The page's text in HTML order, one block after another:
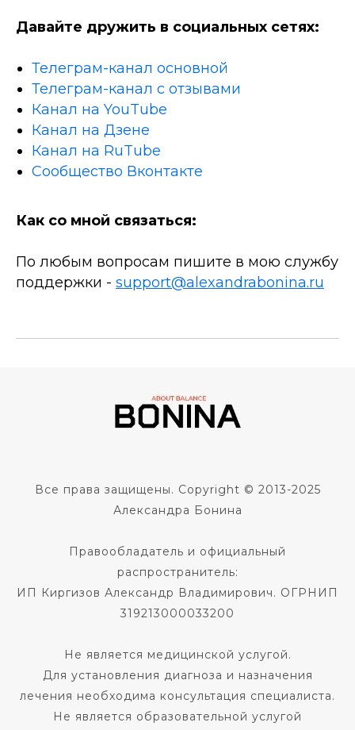
Давайте дружить в социальных сетях:
Телеграм-канал основной
Телеграм-канал с отзывами
Канал на YouTube
Канал на Дзене
Канал на RuTube
Сообщество Вконтакте
Как со мной связаться:
По любым вопросам пишите в мою службу
поддержки - support@alexandrabonina.ru
Все права защищены. Copyright © 2013-2025
Александра Бонина
Правообладатель и официальный
распространитель:
ИП Киргизов Александр Владимирович. ОГРНИП
319213000033200
Не является медицинской услугой.
Для установления диагноза и назначения
лечения необходима консультация специалиста.
Не является образовательной услугой